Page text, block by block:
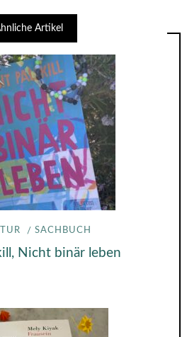
Artikel
SACHBUCH
Nicht binär leben